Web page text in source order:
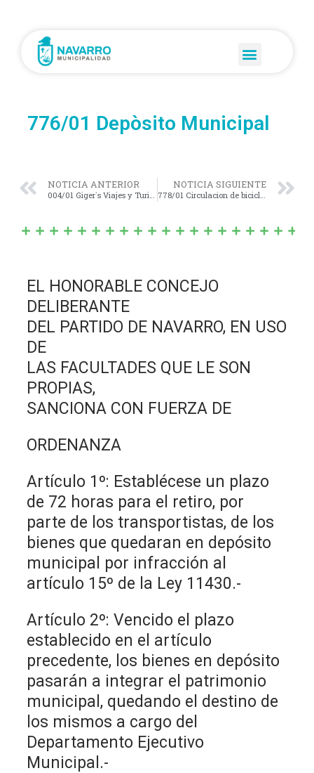
776/01 Depòsito Municipal
NOTICIA ANTERIOR
004/01 Giger`s Viajes y Turismo
NOTICIA SIGUIENTE
778/01 Circulacion de bicicletas
EL HONORABLE CONCEJO
DELIBERANTE
DEL PARTIDO DE NAVARRO, EN USO
DE
LAS FACULTADES QUE LE SON
PROPIAS,
SANCIONA CON FUERZA DE
ORDENANZA
Artículo 1º: Establécese un plazo
de 72 horas para el retiro, por
parte de los transportistas, de los
bienes que quedaran en depósito
municipal por infracción al
artículo 15º de la Ley 11430.-
Artículo 2º: Vencido el plazo
establecido en el artículo
precedente, los bienes en depósito
pasarán a integrar el patrimonio
municipal, quedando el destino de
los mismos a cargo del
Departamento Ejecutivo
Municipal.-